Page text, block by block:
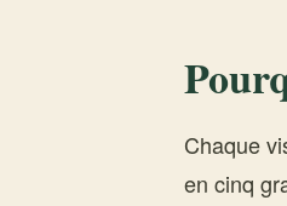
Chaque
en cinq